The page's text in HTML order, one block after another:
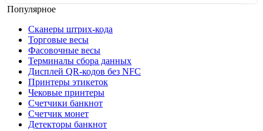
Популярное
Сканеры штрих-кода
Торговые весы
Фасовочные весы
Терминалы сбора данных
Дисплей QR-кодов без NFC
Принтеры этикеток
Чековые принтеры
Счетчики банкнот
Счетчик монет
Детекторы банкнот